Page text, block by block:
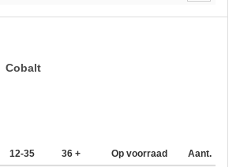
Cobalt
12-35 36 + Op voorraad Aant.